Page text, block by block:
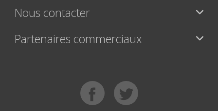
Nous contacter
Partenaires commerciaux